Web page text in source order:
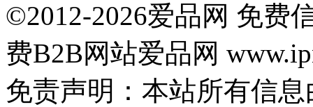
©2012-2026爱品网 免费
费B2B网站爱品网
免责声明：本站所有信